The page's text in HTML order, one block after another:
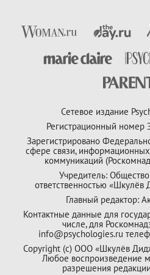
Сетевое издание
Регистрационный
Зарегистрировано
сфере связи,
коммуникаций
Учредитель:
ответственностью «Шкулёв
Главный редактор:
Контактные данные для
числе, для
info@psychologies.ru
Copyright (с) ООО «Шкулёв
Любое воспроизведение
разрешения